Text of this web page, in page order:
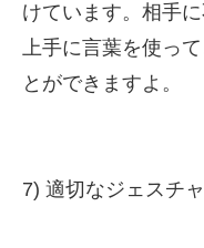
けています。相手
上手に言葉を使っ
とができますよ。
7) 適切なジェスチ